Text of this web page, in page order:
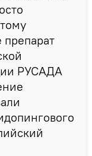
РУСАДА